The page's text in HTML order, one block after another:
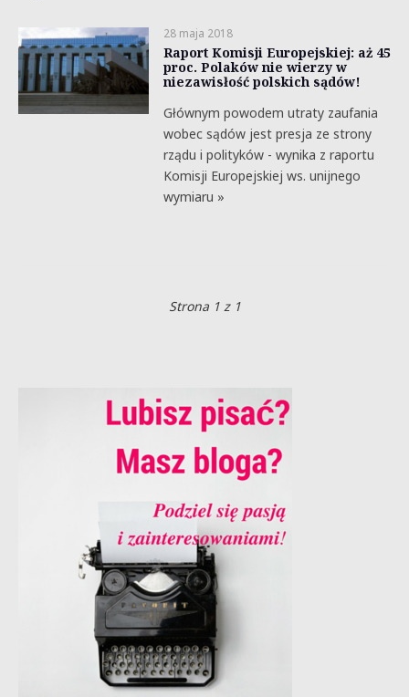
28 maja 2018
Raport Komisji Europejskiej: aż 45
proc. Polaków nie wierzy w
niezawisłość polskich sądów!
Głównym powodem utraty zaufania
wobec sądów jest presja ze strony
rządu i polityków - wynika z raportu
Komisji Europejskiej ws. unijnego
wymiaru »
Strona 1 z 1